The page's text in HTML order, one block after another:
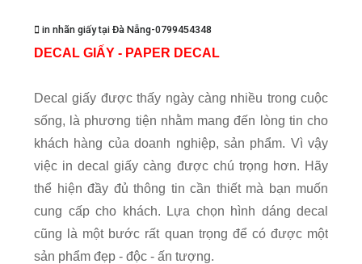
in nhãn giấy tại Đà Nẵng-0799454348
DECAL GIẤY - PAPER DECAL
Decal giấy được thấy ngày càng nhiều trong cuộc
sống, là phương tiện nhằm mang đến lòng tin cho
khách hàng của doanh nghiệp, sản phẩm. Vì vậy
việc in decal giấy càng được chú trọng hơn. Hãy
thể hiện đầy đủ thông tin cần thiết mà bạn muốn
cung cấp cho khách. Lựa chọn hình dáng decal
cũng là một bước rất quan trọng để có được một
sản phẩm đẹp - độc - ấn tượng.